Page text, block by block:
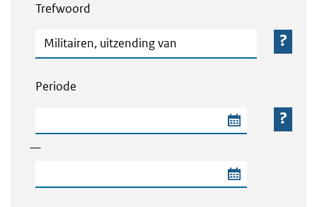
Trefwoord
Trefwoord
Periode
—